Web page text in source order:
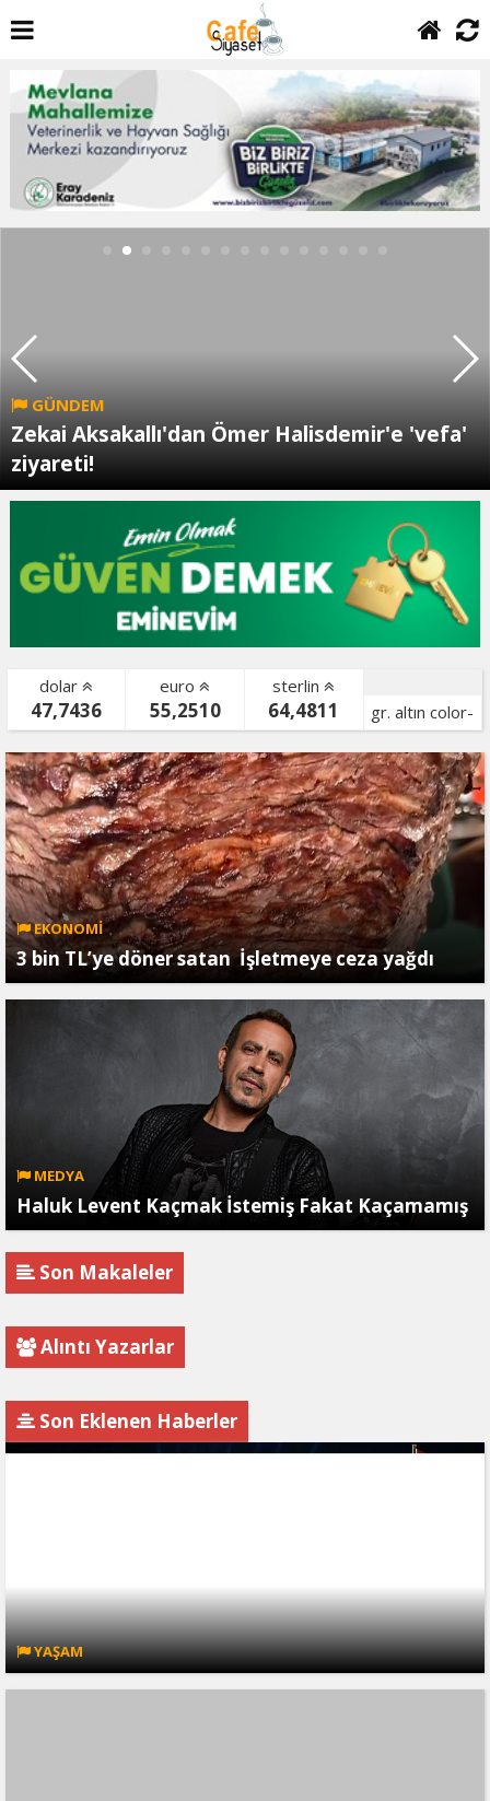
GÜNDEM
Zekai Aksakallı'dan Ömer Halisdemir'e 'vefa'
ziyareti!
dolar
47,7436
euro
55,2510
sterlin
64,4811
gr. altın color-
bist color-
EKONOMİ
3 bin TL’ye döner satan İşletmeye ceza yağdı
MEDYA
Haluk Levent Kaçmak İstemiş Fakat Kaçamamış
Son Makaleler
Alıntı Yazarlar
Son Eklenen Haberler
YAŞAM